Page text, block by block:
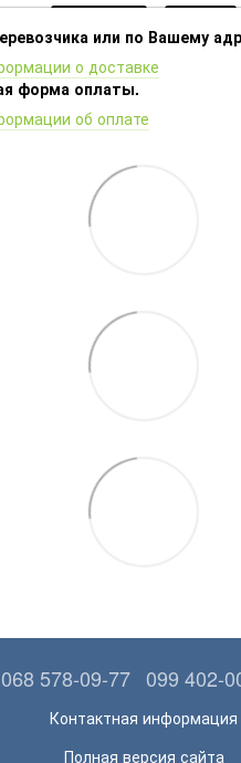
или по Вашему
о доставке
форма оплаты.
об оплате
068 578-09-77 099 402-
Контактная информация
Полная версия сайта